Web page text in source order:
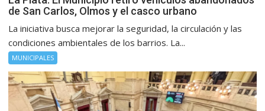
de San Carlos, Olmos y el casco urbano
La iniciativa busca mejorar la seguridad, la circulación y las
condiciones ambientales de los barrios. La...
MUNICIPALES